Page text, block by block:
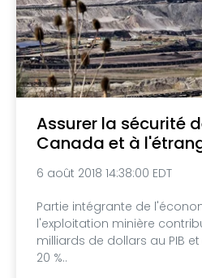
Assurer la sécurité
Canada et à
6 août 2018 14:38:00 EDT
Partie intégrante de
l'exploitation minière
milliards de dollars au PIB
20 %..